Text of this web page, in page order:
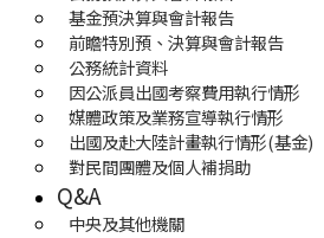
基金預決算與會計報告
前瞻特別預、決算與會計報告
公務統計資料
因公派員出國考察費用執行情形
媒體政策及業務宣導執行情形
出國及赴大陸計畫執行情形(基金)
對民間團體及個人補捐助
Q&A
中央及其他機關